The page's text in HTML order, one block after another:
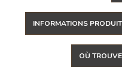
INFORMATIONS
OÙ